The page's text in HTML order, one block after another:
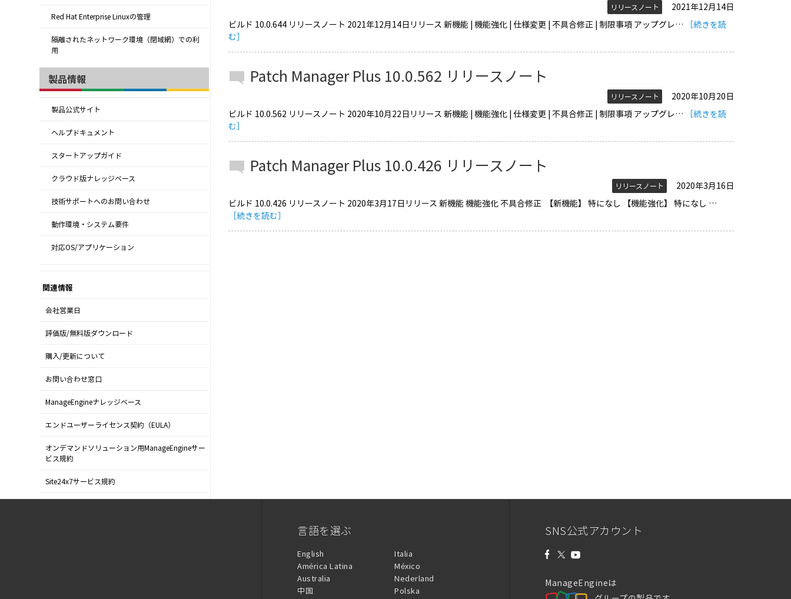
Red Hat Enterprise Linuxの管理
隔離されたネットワーク環境（閉域網）での利
用
製品情報
製品公式サイト
ヘルプドキュメント
スタートアップガイド
クラウド版ナレッジベース
技術サポートへのお問い合わせ
動作環境・システム要件
対応OS/アプリケーション
関連情報
会社営業日
評価版/無料版ダウンロード
購入/更新について
お問い合わせ窓口
ManageEngineナレッジベース
エンドユーザーライセンス契約（EULA）
オンデマンドソリューション用ManageEngineサー
ビス規約
Site24x7サービス規約
リリースノート
2021年12月14日
ビルド 10.0.644 リリースノート 2021年12月14日リリース 新機能 | 機能強化 | 仕様変更 | 不具合修正 | 制限事項 アップグレ…
［続きを読
む］
Patch Manager Plus 10.0.562 リリースノート
リリースノート
2020年10月20日
ビルド 10.0.562 リリースノート 2020年10月22日リリース 新機能 | 機能強化 | 仕様変更 | 不具合修正 | 制限事項 アップグレ…
［続きを読
む］
Patch Manager Plus 10.0.426 リリースノート
リリースノート
2020年3月16日
ビルド 10.0.426 リリースノート 2020年3月17日リリース 新機能 機能強化 不具合修正 【新機能】 特になし 【機能強化】 特になし …
［続きを読む］
言語を選ぶ
English
América Latina
Australia
中国
Italia
México
Nederland
Polska
SNS公式アカウント
ManageEngineは